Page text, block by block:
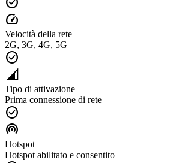
speed
Velocità della rete
2G, 3G, 4G, 5G
check_circle
network_cell
Tipo di attivazione
Prima connessione di rete
check_circle
wifi_tethering
Hotspot
Hotspot abilitato e consentito